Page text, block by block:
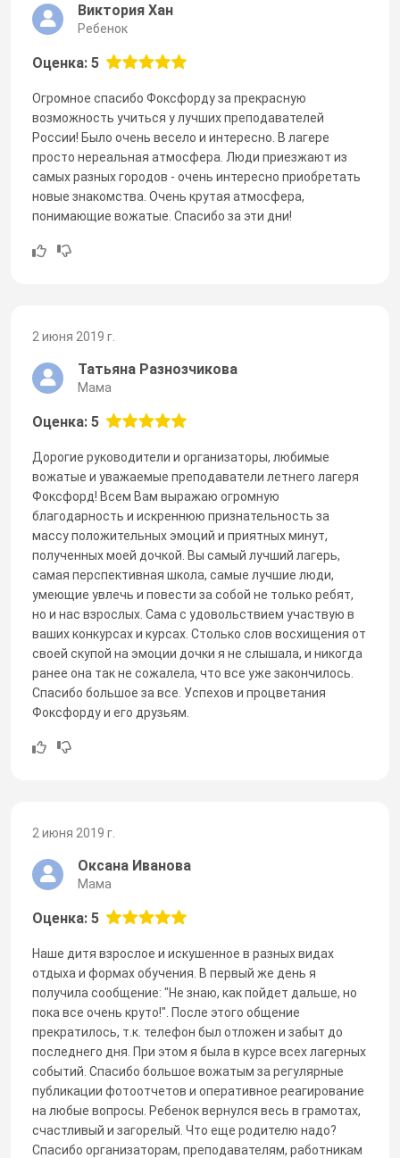
Виктория Хан
Ребенок
Оценка: 5
Огромное спасибо Фоксфорду за прекрасную
возможность учиться у лучших преподавателей
России! Было очень весело и интересно. В лагере
просто нереальная атмосфера. Люди приезжают из
самых разных городов - очень интересно приобретать
новые знакомства. Очень крутая атмосфера,
понимающие вожатые. Спасибо за эти дни!
2 июня 2019 г.
Татьяна Разнозчикова
Мама
Оценка: 5
Дорогие руководители и организаторы, любимые
вожатые и уважаемые преподаватели летнего лагеря
Фоксфорд! Всем Вам выражаю огромную
благодарность и искреннюю признательность за
массу положительных эмоций и приятных минут,
полученных моей дочкой. Вы самый лучший лагерь,
самая перспективная школа, самые лучшие люди,
умеющие увлечь и повести за собой не только ребят,
но и нас взрослых. Сама с удовольствием участвую в
ваших конкурсах и курсах. Столько слов восхищения от
своей скупой на эмоции дочки я не слышала, и никогда
ранее она так не сожалела, что все уже закончилось.
Спасибо большое за все. Успехов и процветания
Фоксфорду и его друзьям.
2 июня 2019 г.
Оксана Иванова
Мама
Оценка: 5
Наше дитя взрослое и искушенное в разных видах
отдыха и формах обучения. В первый же день я
получила сообщение: "Не знаю, как пойдет дальше, но
пока все очень круто!". После этого общение
прекратилось, т.к. телефон был отложен и забыт до
последнего дня. При этом я была в курсе всех лагерных
событий. Спасибо большое вожатым за регулярные
публикации фотоотчетов и оперативное реагирование
на любые вопросы. Ребенок вернулся весь в грамотах,
счастливый и загорелый. Что еще родителю надо?
Спасибо организаторам, преподавателям, работникам